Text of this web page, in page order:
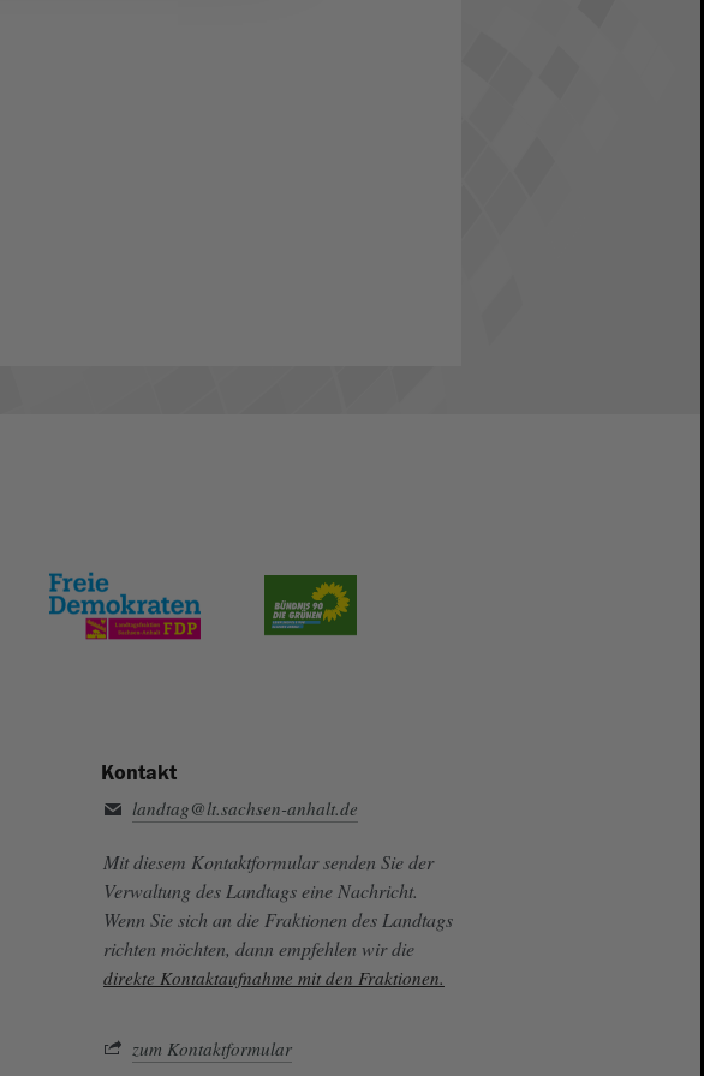
Kontakt
landtag@lt.sachsen-anhalt.de
Mit diesem Kontaktformular senden Sie der
Verwaltung des Landtags eine Nachricht.
Wenn Sie sich an die Fraktionen des Landtags
richten möchten, dann empfehlen wir die
direkte Kontaktaufnahme mit den Fraktionen.
zum Kontaktformular